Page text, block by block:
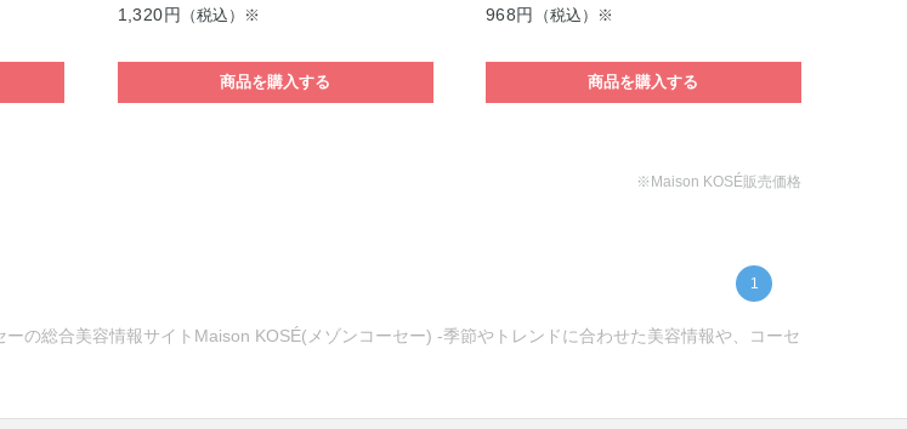
1,320円
（税込）※
商品を購入する
968円
（税込）※
商品を購入する
※Maison KOSÉ販売価格
1
の総合美容情報サイトMaison KOSÉ(メゾンコーセー) -季節やトレンドに合わせた美容情報や、コーセ